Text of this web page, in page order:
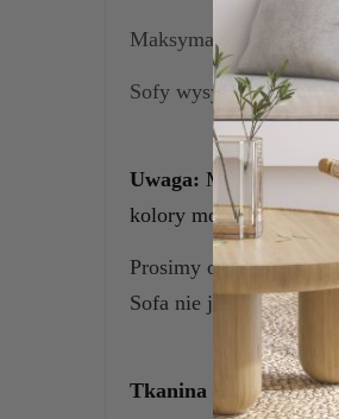
Maksymalna waga
Sofy wysyłane są w
Uwaga: Monitor może
kolory mogą się
Prosimy o dokładne
Sofa nie jest
Tkanina MAGIC